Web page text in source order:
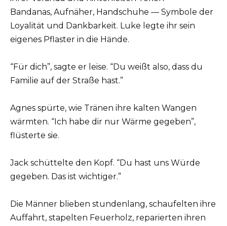
Bandanas, Aufnäher, Handschuhe — Symbole der
Loyalität und Dankbarkeit. Luke legte ihr sein
eigenes Pflaster in die Hände.
“Für dich”, sagte er leise. “Du weißt also, dass du
Familie auf der Straße hast.”
Agnes spürte, wie Tränen ihre kalten Wangen
wärmten. “Ich habe dir nur Wärme gegeben”,
flüsterte sie.
Jack schüttelte den Kopf. “Du hast uns Würde
gegeben. Das ist wichtiger.”
Die Männer blieben stundenlang, schaufelten ihre
Auffahrt, stapelten Feuerholz, reparierten ihren